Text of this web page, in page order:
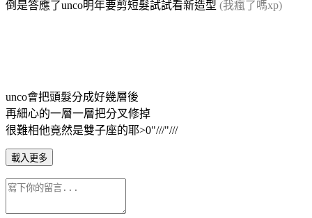
倒是答應了unco明年要剪短髮試試看新造型 (我瘋了嗎xp)
unco會把頭髮分成好幾層後
再細心的一層一層把分叉修掉
很難相他竟然是雙子座的耶>0"///"///
載入更多